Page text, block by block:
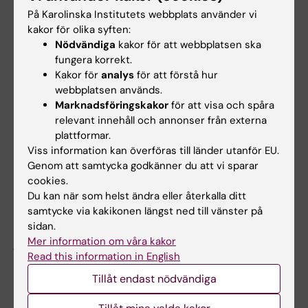
samhällsdebatten som en relevant
samhällsaktör. Det är viktigt i dagens politiska
och samhällsmässiga klimat att vi värnar
kunskap och evidens som grund för
ställningstaganden.
Vilka egenskaper och erfarenheter har
du som gör det möjligt att nå dina mål
som dekan?
– Som person är jag en lyhörd
samverkansivrare som alltid söker efter dialog
för att alla ska få komma till tals. Dessutom är
jag eftertänksam och fattar inga snabba
överilade beslut.
– Min bakgrund har gett mig en bred klinisk
På Karolinska Institutets webbplats använder vi
kakor för olika syften:
Nödvändiga kakor för att webbplatsen ska
fungera korrekt.
Kakor för analys för att förstå hur
webbplatsen används.
Marknadsföringskakor för att visa och spåra
relevant innehåll och annonser från externa
plattformar.
Viss information kan överföras till länder utanför EU.
Genom att samtycka godkänner du att vi sparar
cookies.
Du kan när som helst ändra eller återkalla ditt
samtycke via kakikonen längst ned till vänster på
sidan.
Mer information om våra kakor
Read this information in English
Tillåt endast nödvändiga